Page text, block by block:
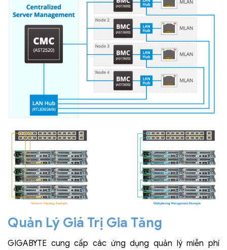
Quản Lý Giá Trị Gia Tăng
GIGABYTE cung cấp các ứng dụng quản lý miễn phí